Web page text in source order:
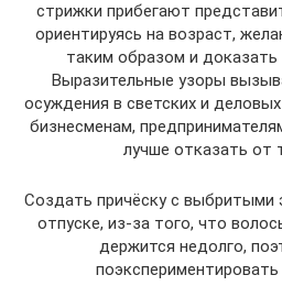
стрижки прибегают
ориентируясь на возраст,
таким образом и доказать
Выразительные узоры
осуждения в светских и деловых
бизнесменам,
лучше отказать от
Создать причёску с
отпуске, из-за того, что
держится недолго,